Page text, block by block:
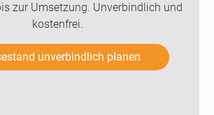
zur Umsetzung. Unverbindlich und
kostenfrei.
unverbindlich planen